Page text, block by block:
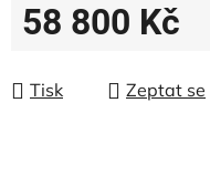
58 800 Kč
Tisk
Zeptat se